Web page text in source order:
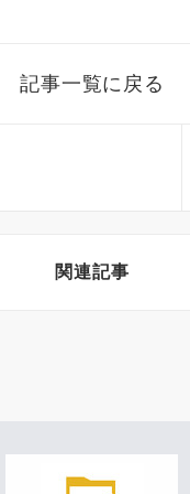
記事一覧に戻る
関連記事